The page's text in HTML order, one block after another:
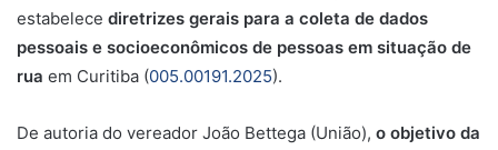
estabelece diretrizes gerais para a coleta de dados
pessoais e socioeconômicos de pessoas em situação de
rua em Curitiba (005.00191.2025).
De autoria do vereador João Bettega (União), o objetivo da